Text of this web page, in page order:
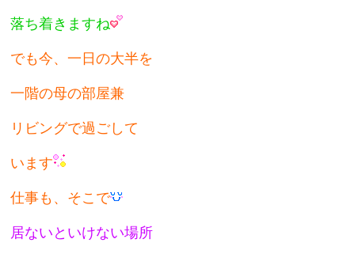
落ち着きますね
でも今、一日の大半を
一階の母の部屋兼
リビングで過ごして
います
仕事も、そこで
居ないといけない場所